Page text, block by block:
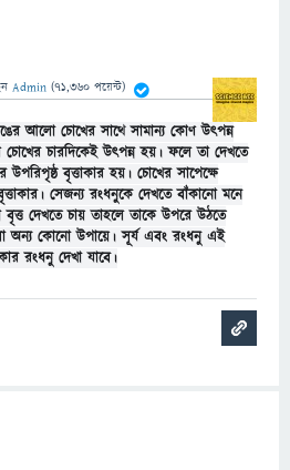
Admin (71,360 পয়েন্ট)
আলো চোখের সাথে সামান্য কোণ উৎপন্ন
চোখের চারদিকেই উৎপন্ন হয়। ফলে তা দেখতে
বৃত্তাকার হয়। চোখের সাপেক্ষে
সেজন্য রংধনুকে দেখতে বাঁকানো মনে
দেখতে চায় তাহলে তাকে উপরে উঠতে
অন্য কোনো উপায়ে। সূর্য এবং রংধনু এই
রংধনু দেখা যাবে।